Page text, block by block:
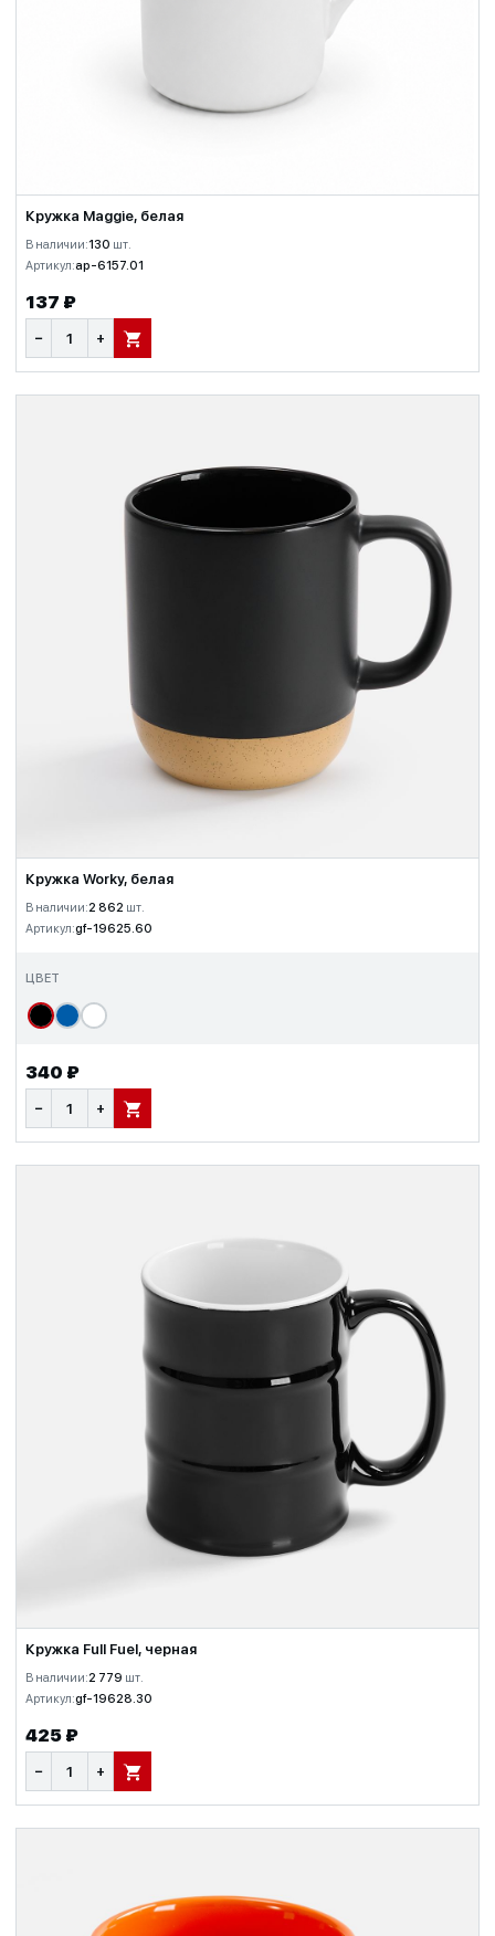
Кружка Maggie, белая
В наличии:130 шт.
Артикул:ap-6157.01
137 ₽
− + В КОРЗИНУ
Кружка Worky, белая
В наличии:2 862 шт.
Артикул:gf-19625.60
ЦВЕТ
340 ₽
− + В КОРЗИНУ
Кружка Full Fuel, черная
В наличии:2 779 шт.
Артикул:gf-19628.30
425 ₽
− + В КОРЗИНУ